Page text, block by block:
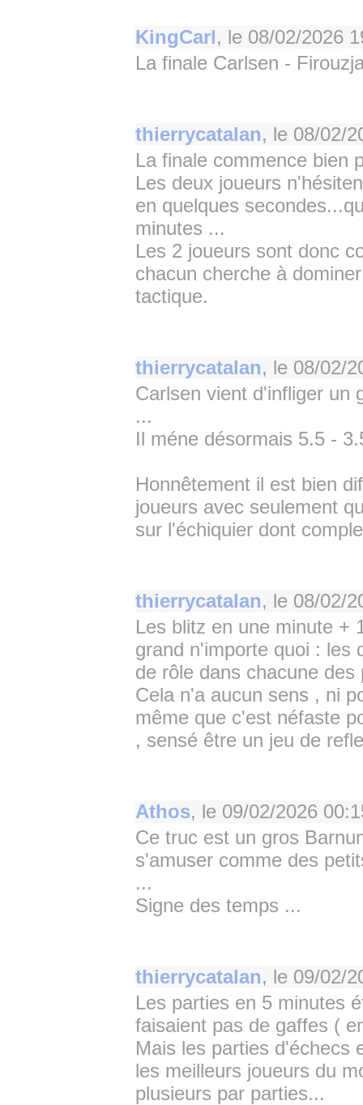
KingCarl, le 08/02/2026
La finale Carlsen -
thierrycatalan, le 08/02/
La finale commence bien
Les deux joueurs
en quelques
minutes ...
Les 2 joueurs sont donc
chacun cherche à
tactique.
thierrycatalan, le 08/02/
Carlsen vient d'infliger un
...
Il méne désormais 5.5 -
Honnêtement il est bien
joueurs avec seulement
sur l'échiquier dont
thierrycatalan, le 08/02/
Les blitz en une minute +
grand n'importe quoi : les
de rôle dans chacune des
Cela n'a aucun sens , ni
même que c'est néfaste
, sensé être un jeu de
Athos, le 09/02/2026
Ce truc est un gros
s'amuser comme des
...
Signe des temps ...
thierrycatalan, le 09/02/
Les parties en 5 minutes
faisaient pas de gaffes (
Mais les parties d'échecs
les meilleurs joueurs du
plusieurs par parties...